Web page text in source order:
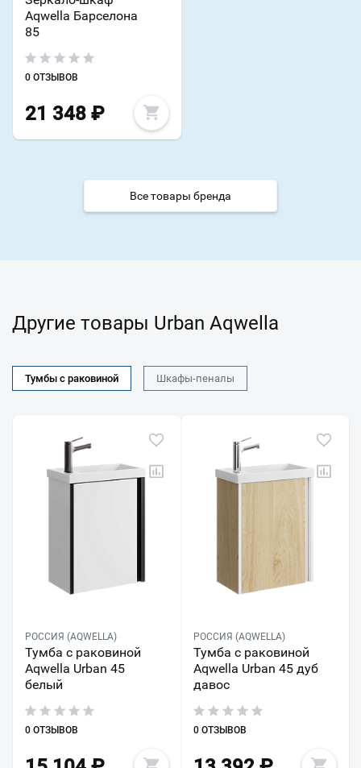
Aqwella Барселона
85
0 ОТЗЫВОВ
21 348 ₽
Все товары бренда
Другие товары Urban Aqwella
Тумбы с раковиной Шкафы-пеналы
РОССИЯ (AQWELLA)
Тумба с раковиной
Aqwella Urban 45
белый
0 ОТЗЫВОВ
РОССИЯ (AQWELLA)
Тумба с раковиной
Aqwella Urban 45 дуб
давос
0 ОТЗЫВОВ